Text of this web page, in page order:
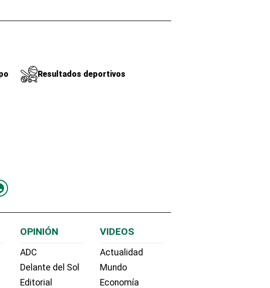
Resultados deportivos
OPINIÓN
ADC
Delante del Sol
Editorial
VIDEOS
Actualidad
Mundo
Economía